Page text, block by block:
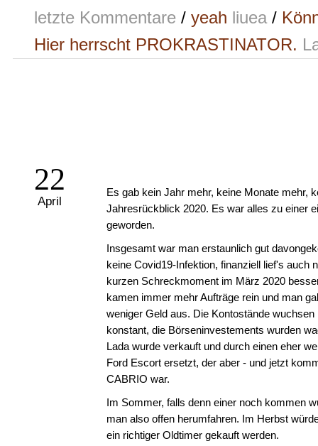
letzte Kommentare / yeah liuea /
Hier herrscht PROKRASTINATOR.
22
April
Es gab kein Jahr mehr, keine Monate mehr,
Jahresrückblick 2020. Es war alles zu einer
geworden.
Insgesamt war man erstaunlich gut
keine Covid19-Infektion, finanziell lief's auch
kurzen Schreckmoment im März 2020
kamen immer mehr Aufträge rein und man
weniger Geld aus. Die Kontostände wuchsen
konstant, die Börseninvestements wurden
Lada wurde verkauft und durch einen eher
Ford Escort ersetzt, der aber - und jetzt
CABRIO war.
Im Sommer, falls denn einer noch kommen
man also offen herumfahren. Im Herbst
ein richtiger Oldtimer gekauft werden.